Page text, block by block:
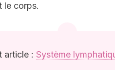
le corps.
article : Système